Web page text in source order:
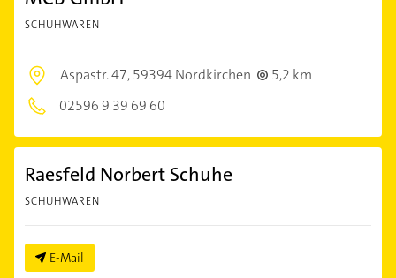
SCHUHWAREN
Aspastr. 47,59394 Nordkirchen
5,2 km
02596 9 39 69 60
Raesfeld Norbert Schuhe
SCHUHWAREN
E-Mail